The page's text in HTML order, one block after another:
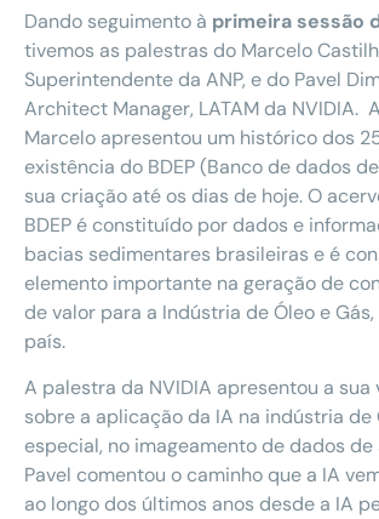
Dando seguimento à primeira sessão
tivemos as palestras do Marcelo
Superintendente da ANP, e do Pavel
Architect Manager, LATAM da NVIDIA.
Marcelo apresentou um histórico dos
existência do BDEP (Banco de dados
sua criação até os dias de hoje. O
BDEP é constituído por dados e
bacias sedimentares brasileiras e é
elemento importante na geração de
de valor para a Indústria de Óleo e
país.
A palestra da NVIDIA apresentou a sua
sobre a aplicação da IA na indústria de
especial, no imageamento de dados
Pavel comentou o caminho que a IA
ao longo dos últimos anos desde a IA